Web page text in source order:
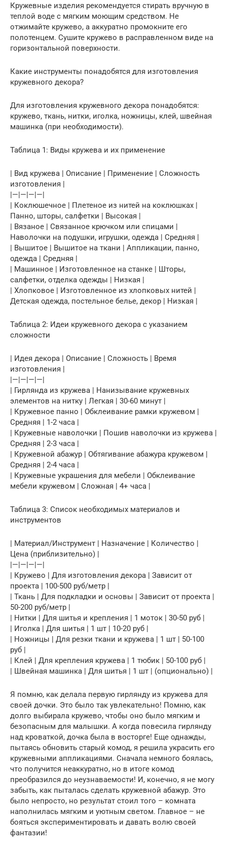
Кружевные изделия рекомендуется стирать вручную в
теплой воде с мягким моющим средством. Не
отжимайте кружево, а аккуратно промокните его
полотенцем. Сушите кружево в расправленном виде на
горизонтальной поверхности.
Какие инструменты понадобятся для изготовления
кружевного декора?
Для изготовления кружевного декора понадобятся:
кружево, ткань, нитки, иголка, ножницы, клей, швейная
машинка (при необходимости).
Таблица 1: Виды кружева и их применение
| Вид кружева | Описание | Применение | Сложность
изготовления |
|—|—|—|—|
| Коклюшечное | Плетеное из нитей на коклюшках |
Панно, шторы, салфетки | Высокая |
| Вязаное | Связанное крючком или спицами |
Наволочки на подушки, игрушки, одежда | Средняя |
| Вышитое | Вышитое на ткани | Аппликации, панно,
одежда | Средняя |
| Машинное | Изготовленное на станке | Шторы,
салфетки, отделка одежды | Низкая |
| Хлопковое | Изготовленное из хлопковых нитей |
Детская одежда, постельное белье, декор | Низкая |
Таблица 2: Идеи кружевного декора с указанием
сложности
| Идея декора | Описание | Сложность | Время
изготовления |
|—|—|—|—|
| Гирлянда из кружева | Нанизывание кружевных
элементов на нитку | Легкая | 30-60 минут |
| Кружевное панно | Обклеивание рамки кружевом |
Средняя | 1-2 часа |
| Кружевные наволочки | Пошив наволочки из кружева |
Средняя | 2-3 часа |
| Кружевной абажур | Обтягивание абажура кружевом |
Средняя | 2-4 часа |
| Кружевные украшения для мебели | Обклеивание
мебели кружевом | Сложная | 4+ часа |
Таблица 3: Список необходимых материалов и
инструментов
| Материал/Инструмент | Назначение | Количество |
Цена (приблизительно) |
|—|—|—|—|
| Кружево | Для изготовления декора | Зависит от
проекта | 100-500 руб/метр |
| Ткань | Для подкладки и основы | Зависит от проекта |
50-200 руб/метр |
| Нитки | Для шитья и крепления | 1 моток | 30-50 руб |
| Иголка | Для шитья | 1 шт | 10-20 руб |
| Ножницы | Для резки ткани и кружева | 1 шт | 50-100
руб |
| Клей | Для крепления кружева | 1 тюбик | 50-100 руб |
| Швейная машинка | Для шитья | 1 шт | (опционально) |
Я помню, как делала первую гирлянду из кружева для
своей дочки. Это было так увлекательно! Помню, как
долго выбирала кружево, чтобы оно было мягким и
безопасным для малышки. А когда повесила гирлянду
над кроваткой, дочка была в восторге! Еще однажды,
пытаясь обновить старый комод, я решила украсить его
кружевными аппликациями. Сначала немного боялась,
что получится неаккуратно, но в итоге комод
преобразился до неузнаваемости! И, конечно, я не могу
забыть, как пыталась сделать кружевной абажур. Это
было непросто, но результат стоил того – комната
наполнилась мягким и уютным светом. Главное – не
бояться экспериментировать и давать волю своей
фантазии!